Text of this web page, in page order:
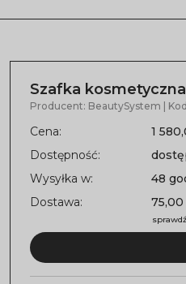
Szafka kosmetyczna
Producent: BeautySystem |
Cena:
1
Dostępność:
Wysyłka w:
48
Dostawa:
75,00